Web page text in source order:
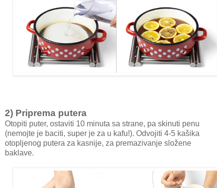
2) Priprema putera
Otopiti puter, ostaviti 10 minuta sa strane, pa skinuti penu
(nemojte je baciti, super je za u kafu!). Odvojiti 4-5 kašika
otopljenog putera za kasnije, za premazivanje složene
baklave.